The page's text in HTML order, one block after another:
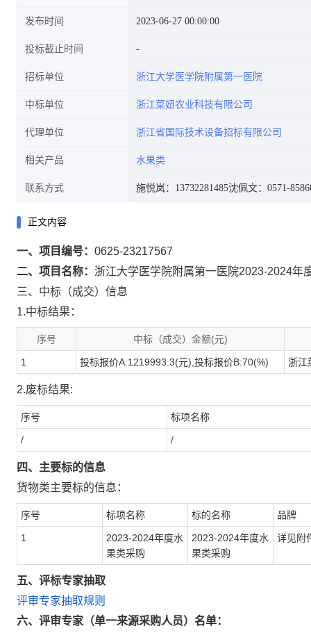
中标(成交)结果公告
发布时间 2023-06-27 00:00:00
投标截止时间
招标单位 浙江大学医学院附属第一医院
中标单位 浙江菜妞农业科技有限公司
代理单位 浙江省国际技术设备招标有限公司
相关产品 水果类
联系方式 施悦岚：13732281485沈佩文：0571-
正文内容
一、项目编号： 0625-23217567
二、项目名称： 浙江大学医学院附属第一医院2023-2024年
三、中标（成交）信息
1.中标结果：
序号 中标（成交）金额(元)
1 投标报价A:1219993.3(元),投标报价B:70(%) 浙江
2.废标结果:
序号 标项名称
/ /
四、主要标的信息
货物类主要标的信息：
序号 标项名称 标的名称 品牌
1
2023-2024年度水
果类采购
2023-2024年度水
果类采购
详见附
五、评标专家抽取
评审专家抽取规则
六、 评审专家（单一来源采购人员）名单：